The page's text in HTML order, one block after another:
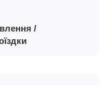
/